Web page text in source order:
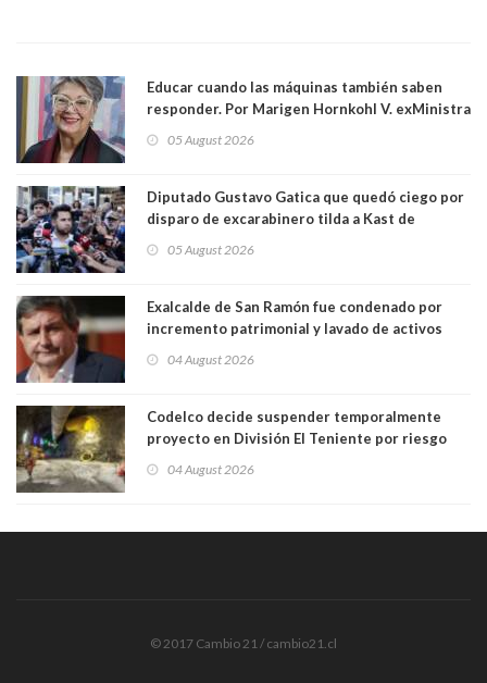
Educar cuando las máquinas también saben
responder. Por Marigen Hornkohl V. exMinistra
05 August 2026
Diputado Gustavo Gatica que quedó ciego por
disparo de excarabinero tilda a Kast de
absolución del exuniformado. Presidente DC
05 August 2026
Exalcalde de San Ramón fue condenado por
incremento patrimonial y lavado de activos
04 August 2026
Codelco decide suspender temporalmente
proyecto en División El Teniente por riesgo
04 August 2026
© 2017 Cambio 21 / cambio21.cl